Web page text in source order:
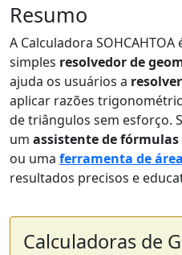
Resumo
A Calculadora
simples resolvedor de
ajuda os usuários a
aplicar razões
de triângulos sem esforço.
um assistente de
ou uma ferramenta de área
resultados precisos e
Calculadoras de